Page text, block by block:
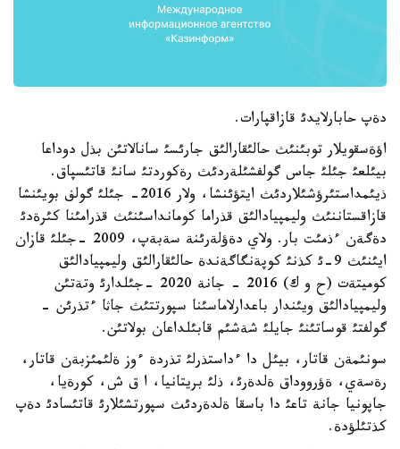
دةپ حابارلايدئ قازاقپارات.
اؤةسقويلار توبئنئث حالئقارالئق جارئسئ سانالاتئن بذل دوداعا
بيئلعئ جئلئ جاس گولفشئلةردئث رةكوردتئ سانئ قاتئسپاق.
ذيئمداستئرؤشئلاردئث ايتؤئنشا، ولار 2016- جئلئ گولف بويئنشا
قازاقستاننئث وليمپيادالئق قذراما كومانداسئنئث قذرامئنا كئرةدئ
دةگةن ءذمئت بار. ولاي دةؤلةرئنة سةبةپ، 2009 -جئلئ قازان
ايئنئث 9-ئ كذنئ كوپةنگاگةندة حالئقارالئق وليمپيادالئق
كوميتةت (ح و ك) 2016 - جانة 2020 -جئلدارئ وتةتئن
وليمپيادالئق ويئندار باعدارلاماسئنا سپورتتئث جاثا ءتذرئن -
گولفتئ قوساتئنئ جايلئ شةشئم قابئلداعان بولاتئن.
سونئمةن قاتار، بيئل دا ءداستذرلئ تذردة ءوز ةلئمئزبةن قاتار،
رةسةي، ةؤرووداق ةلدةرئ، ذلئ بريتانيا، ا ق ش، كورةيا،
جاپونيا جانة تاعئ دا باسقا ةلدةردئث سپورتشئلارئ قاتئسادئ دةپ
كذتئلؤدة.